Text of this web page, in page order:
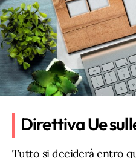
Direttiva Ue
Tutto si deciderà entro